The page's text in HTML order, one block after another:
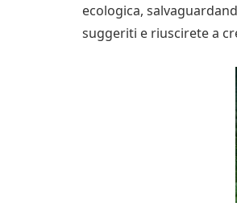
ecologica,
suggeriti e riuscirete a